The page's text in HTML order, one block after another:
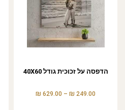
הדפסה על זכוכית גודל 40X60
249.00
₪
–
629.00
₪